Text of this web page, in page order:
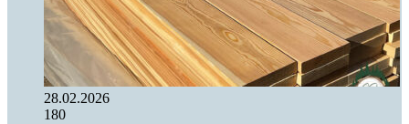
28.02.2026
180